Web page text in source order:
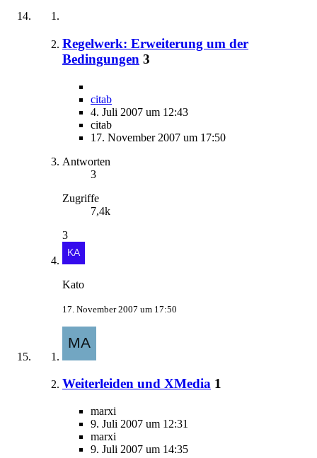
Regelwerk: Erweiterung um der
Bedingungen 3
citab
4. Juli 2007 um 12:43
citab
17. November 2007 um 17:50
Antworten
3
Zugriffe
7,4k
3
Kato
17. November 2007 um 17:50
Weiterleiden und XMedia 1
marxi
9. Juli 2007 um 12:31
marxi
9. Juli 2007 um 14:35